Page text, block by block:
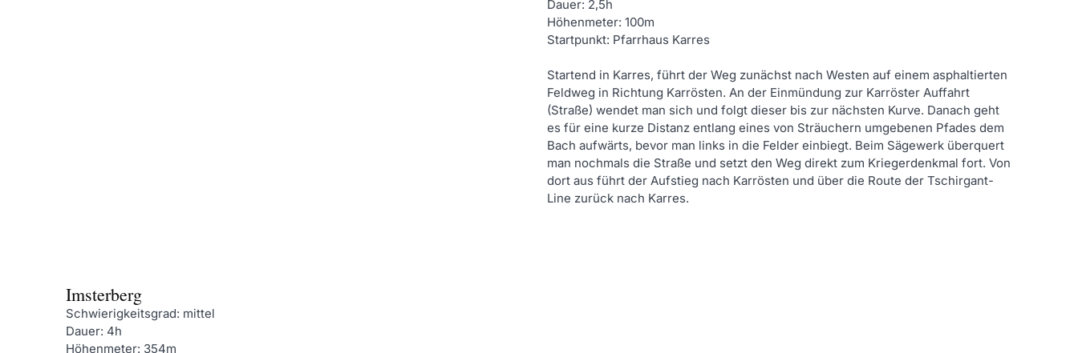
Dauer: 2,5h
Höhenmeter: 100m
Startpunkt: Pfarrhaus Karres
Startend in Karres, führt der Weg zunächst nach Westen auf einem asphaltierten
Feldweg in Richtung Karrösten. An der Einmündung zur Karröster Auffahrt
(Straße) wendet man sich und folgt dieser bis zur nächsten Kurve. Danach geht
es für eine kurze Distanz entlang eines von Sträuchern umgebenen Pfades dem
Bach aufwärts, bevor man links in die Felder einbiegt. Beim Sägewerk überquert
man nochmals die Straße und setzt den Weg direkt zum Kriegerdenkmal fort. Von
dort aus führt der Aufstieg nach Karrösten und über die Route der Tschirgant-
Line zurück nach Karres.
Imsterberg
Schwierigkeitsgrad: mittel
Dauer: 4h
Höhenmeter: 354m